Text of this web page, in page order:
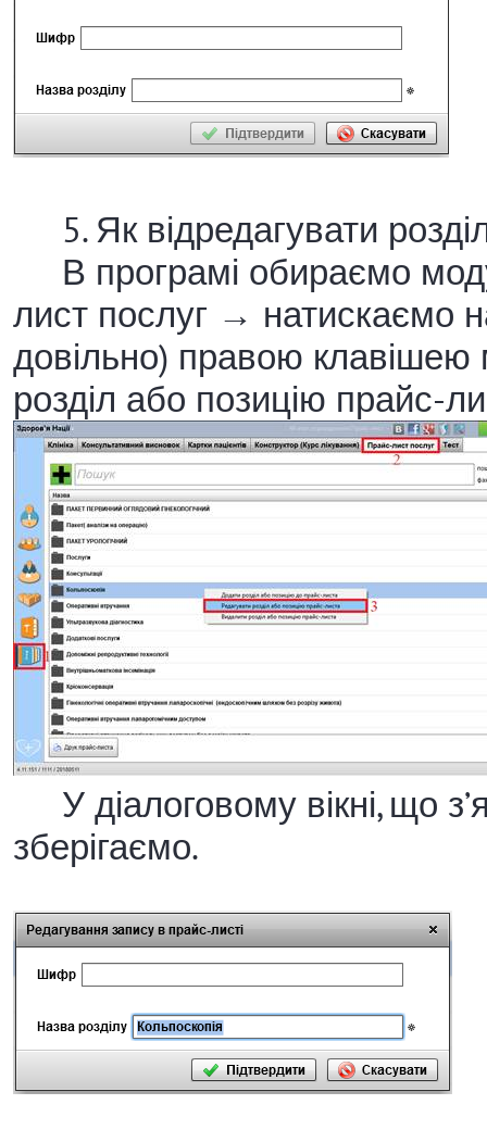
5. Як відредагувати
В програмі обираємо
лист послуг → натискаємо
довільно) правою
розділ або позицію прайс-
У діалоговому вікні, що
зберігаємо.